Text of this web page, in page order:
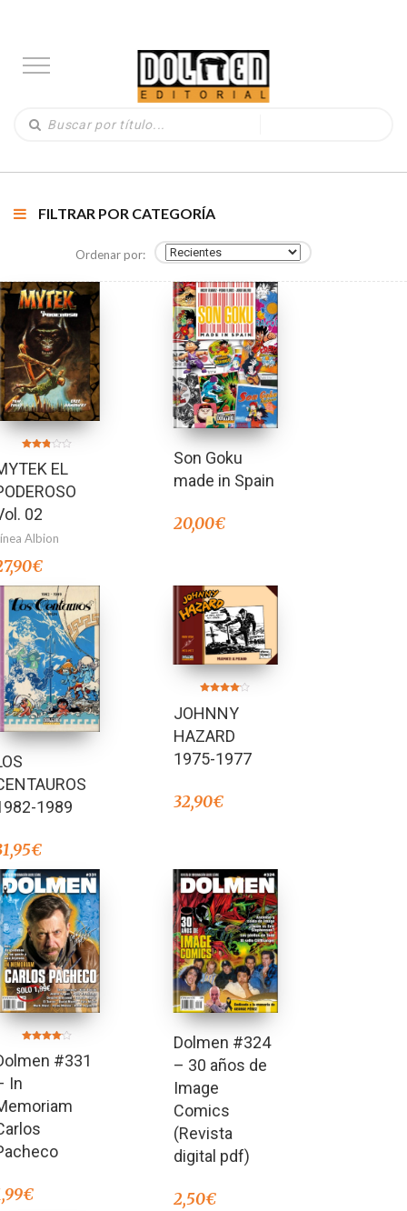
FILTRAR POR CATEGORÍA
Ordenar por:
en
2.83
de 5
EL
02
Albion
€
Son Goku
made in Spain
20,00€
1989
€
en
4.00
de 5
JOHNNY
HAZARD
1975-1977
32,90€
en
4.00
#331
In
€
Dolmen #324
– 30 años de
Image
Comics
(Revista
digital pdf)
2,50€